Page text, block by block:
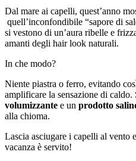
Dal mare ai capelli, quest’anno
quell’inconfondibile “sapore di
si vestono di un’aura ribelle e
amanti degli hair look naturali.
In che modo?
Niente piastra o ferro, evitando
amplificare la sensazione di caldo.
volumizzante e un prodotto
alla chioma.
Lascia asciugare i capelli al vento
vacanza è servito!